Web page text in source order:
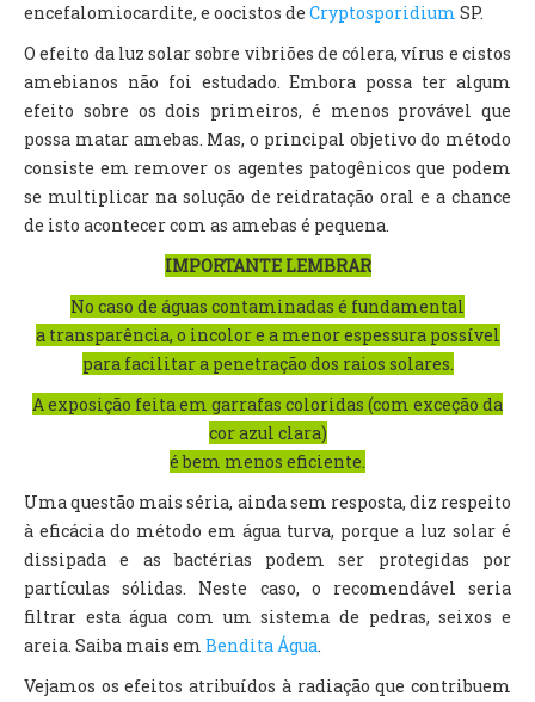
encefalomiocardite, e oocistos de Cryptosporidium SP.
O efeito da luz solar sobre vibriões de cólera, vírus e cistos
amebianos não foi estudado. Embora possa ter algum
efeito sobre os dois primeiros, é menos provável que
possa matar amebas. Mas, o principal objetivo do método
consiste em remover os agentes patogênicos que podem
se multiplicar na solução de reidratação oral e a chance
de isto acontecer com as amebas é pequena.
IMPORTANTE LEMBRAR
No caso de águas contaminadas é fundamental
a transparência, o incolor e a menor espessura possível
para facilitar a penetração dos raios solares.
A exposição feita em garrafas colo­ridas (com exceção da
cor azul clara)
é bem menos eficiente.
Uma questão mais séria, ainda sem resposta, diz respeito
à eficácia do método em água turva, porque a luz solar é
dissipada e as bactérias podem ser protegidas por
partículas sólidas. Neste caso, o recomendável seria
filtrar esta água com um sistema de pedras, seixos e
areia. Saiba mais em Bendita Água.
Vejamos os efeitos atribuídos à radiação que contribuem